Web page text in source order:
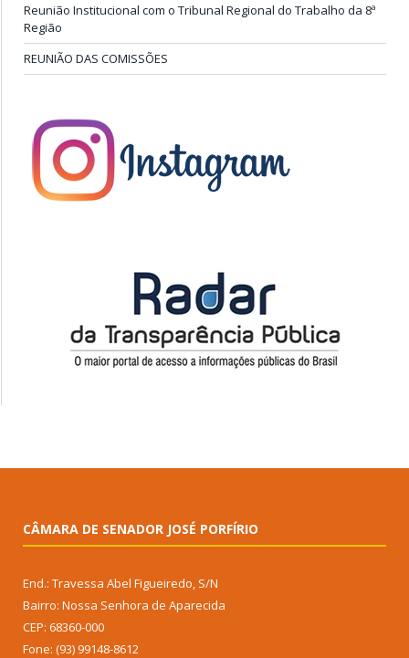
Reunião Institucional com o Tribunal Regional do Trabalho da 8ª
Região
REUNIÃO DAS COMISSÕES
CÂMARA DE SENADOR JOSÉ PORFÍRIO
End.: Travessa Abel Figueiredo, S/N
Bairro: Nossa Senhora de Aparecida
CEP: 68360-000
Fone: (93) 99148-8612